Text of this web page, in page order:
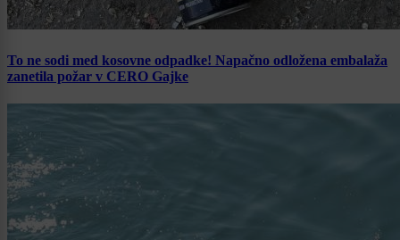
To ne sodi med kosovne odpadke! Napačno odložena embalaža
zanetila požar v CERO Gajke